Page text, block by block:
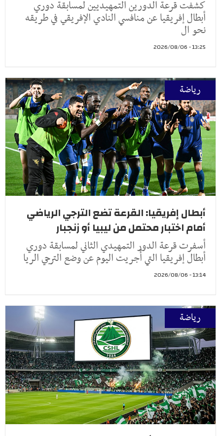
كشفت قرعة الدورين التمهيديين لمسابقة دوري
أبطال إفريقيا عن منافسي النادي الإفريقي في طريقه
نحو ال
13:25 - 2026/08/06
رياضة
أبطال إفريقيا: القرعة تضع الترجي الرياضي
أمام اختبار محتمل من ليبيا أو زنجبار
أسفرت قرعة الدور التمهيدي الثاني لمسابقة دوري
أبطال إفريقيا التي أُجريت اليوم عن وضع الترجي الريا
13:14 - 2026/08/06
رياضة